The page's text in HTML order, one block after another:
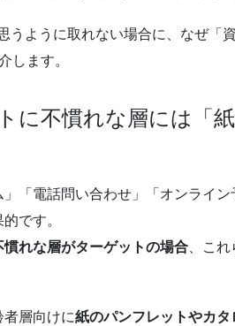
うように取れない場合に、なぜ「
します。
に不慣れな層には「
「電話問い合わせ」「オンライ
です。
れな層がターゲットの場合 、こ
層向けに紙のパンフレットやカタ